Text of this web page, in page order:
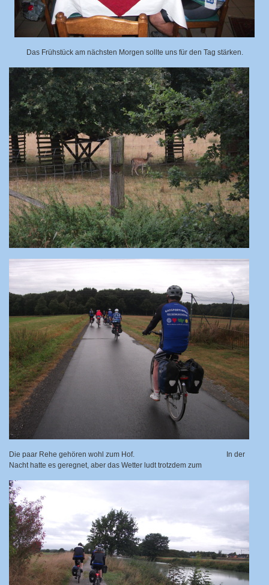
Das Frühstück am nächsten Morgen sollte uns für den Tag stärken.
Die paar Rehe gehören wohl zum Hof.
In der
Nacht hatte es geregnet, aber das Wetter ludt trotzdem zum